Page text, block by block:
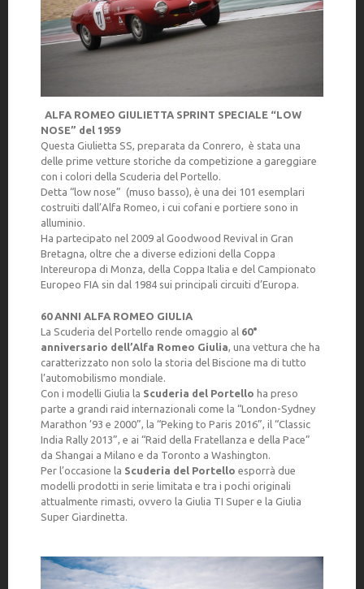
ALFA ROMEO GIULIETTA SPRINT SPECIALE “LOW
NOSE” del 1959
Questa Giulietta SS, preparata da Conrero, è stata una
delle prime vetture storiche da competizione a gareggiare
con i colori della Scuderia del Portello.
Detta “low nose” (muso basso), è una dei 101 esemplari
costruiti dall’Alfa Romeo, i cui cofani e portiere sono in
alluminio.
Ha partecipato nel 2009 al Goodwood Revival in Gran
Bretagna, oltre che a diverse edizioni della Coppa
Intereuropa di Monza, della Coppa Italia e del Campionato
Europeo FIA sin dal 1984 sui principali circuiti d’Europa.
60 ANNI ALFA ROMEO GIULIA
La Scuderia del Portello rende omaggio al 60°
anniversario dell’Alfa Romeo Giulia, una vettura che ha
caratterizzato non solo la storia del Biscione ma di tutto
l’automobilismo mondiale.
Con i modelli Giulia la Scuderia del Portello ha preso
parte a grandi raid internazionali come la “London-Sydney
Marathon ’93 e 2000”, la “Peking to Paris 2016”, il “Classic
India Rally 2013”, e ai “Raid della Fratellanza e della Pace”
da Shangai a Milano e da Toronto a Washington.
Per l’occasione la Scuderia del Portello esporrà due
modelli prodotti in serie limitata e tra i pochi originali
attualmente rimasti, ovvero la Giulia TI Super e la Giulia
Super Giardinetta.